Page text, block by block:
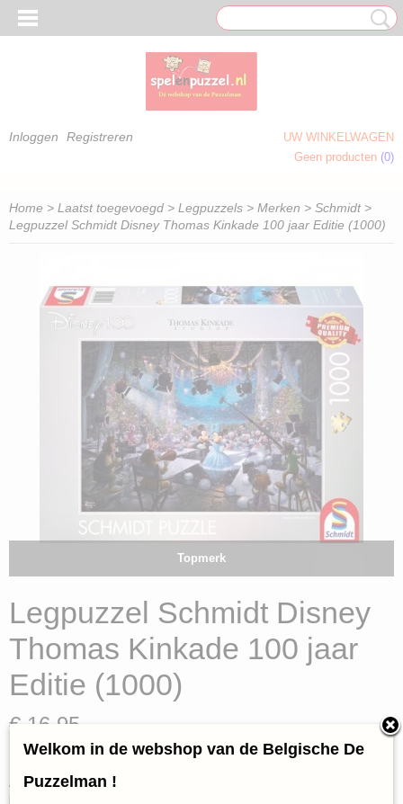
Inloggen Registreren
UW WINKELWAGEN
Geen producten (0)
Home > Laatst toegevoegd > Legpuzzels > Merken > Schmidt>
Legpuzzel Schmidt Disney Thomas Kinkade 100 jaar Editie (1000)
Topmerk
Legpuzzel Schmidt Disney
Thomas Kinkade 100 jaar
Editie (1000)
€ 16,95
Op voorraad
Aantal
Welkom in de webshop van de Belgische De
Puzzelman !